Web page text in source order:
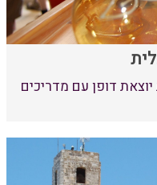
יוצאת דופן עם מדריכים